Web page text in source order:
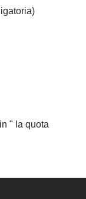
" la quota